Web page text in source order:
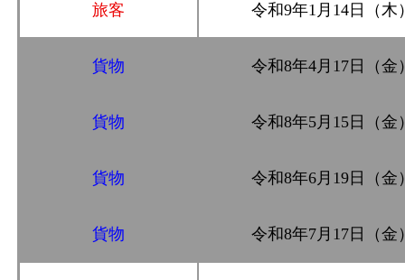
旅客 令和9年1月14日（木
貨物 令和8年4月17日（金
貨物 令和8年5月15日（金
貨物 令和8年6月19日（金
貨物 令和8年7月17日（金